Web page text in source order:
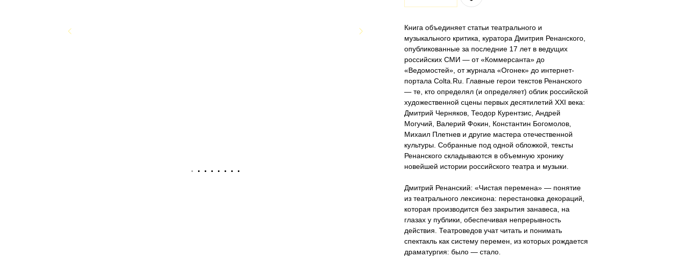
Книга объединяет статьи театрального и
музыкального критика, куратора Дмитрия Ренанского,
опубликованные за последние 17 лет в ведущих
российских СМИ — от «Коммерсанта» до
«Ведомостей», от журнала «Огонек» до интернет-
портала Colta.Ru. Главные герои текстов Ренанского
— те, кто определял (и определяет) облик российской
художественной сцены первых десятилетий XXI века:
Дмитрий Черняков, Теодор Курентзис, Андрей
Могучий, Валерий Фокин, Константин Богомолов,
Михаил Плетнев и другие мастера отечественной
культуры. Собранные под одной обложкой, тексты
Ренанского складываются в объемную хронику
новейшей истории российского театра и музыки.
Дмитрий Ренанский: «Чистая перемена» — понятие
из театрального лексикона: перестановка декораций,
которая производится без закрытия занавеса, на
глазах у публики, обеспечивая непрерывность
действия. Театроведов учат читать и понимать
спектакль как систему перемен, из которых рождается
драматургия: было — стало.